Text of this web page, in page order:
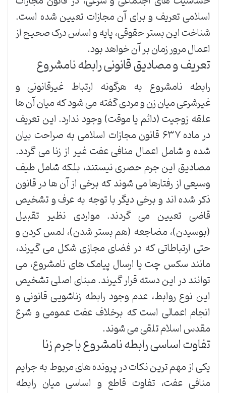
اسلامی تعریف و برای آن مجازات تعیین شده است.
شناخت این بستر حقوقی، پایه و اساس درک صحیح از
اعمال مرور زمان بر آن خواهد بود.
تعریف و مصادیق قانونی رابطه نامشروع
رابطه نامشروع به هرگونه ارتباط غیرقانونی و
غیرشرعی میان زن و مردی گفته می شود که میان آن ها
علقه زوجیت (دائم یا موقت) وجود ندارد. این تعریف
در ماده ۶۳۷ قانون مجازات اسلامی به صراحت بیان
شده و شامل اعمال منافی عفت غیر از زنا می گردد.
مصادیق این جرم حصری نیستند، بلکه شامل طیف
وسیعی از رفتارها می شوند که برخی از آن ها در قانون
ذکر شده اند و برخی دیگر با توجه به عرف و تشخیص
قاضی تعیین می گردند. مواردی نظیر تقبیل
(بوسیدن)، مضاجعه (هم بستر شدن)، لمس کردن و
حتی ارتباطاتی که در فضای مجازی شکل می گیرند،
مانند سکس چت یا ارسال پیامک های نامشروع، می
توانند در این دسته قرار گیرند. مبنای اصلی تشخیص
این نوع روابط، عدم وجود رابطه زناشویی قانونی و
انجام اعمالی است که برخلاف عفت عمومی و شرع
مقدس اسلام تلقی می شوند.
تفاوت اساسی رابطه نامشروع با جرم زنا
یکی از مهم ترین نکات در پرونده های مربوط به جرایم
منافی عفت، تفاوت قاطع و اساسی میان رابطه